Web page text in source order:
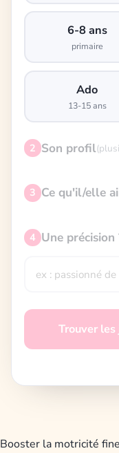
6-8 ans
primaire
Ado
13-15 ans
2 Son profil
3 Ce qu'il/elle
4 Une précision
Trouver les
Booster la motricité